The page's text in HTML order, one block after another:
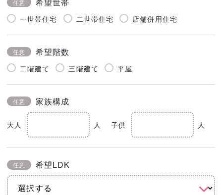
任意 希望世帯
一世帯住宅 二世帯住宅 店舗併用住宅
任意 希望階数
二階建て 三階建て 平屋
任意 家族構成
大人 人 子供 人
任意 希望LDK